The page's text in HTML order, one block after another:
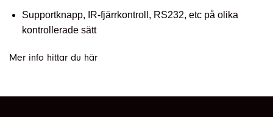
Supportknapp, IR-fjärrkontroll, RS232, etc på olika
kontrollerade sätt
Mer info hittar du här